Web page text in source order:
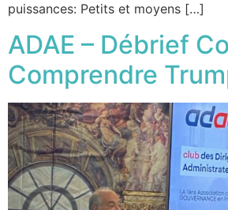
puissances: Petits et moyens […]
ADAE – Débrief
Comprendre